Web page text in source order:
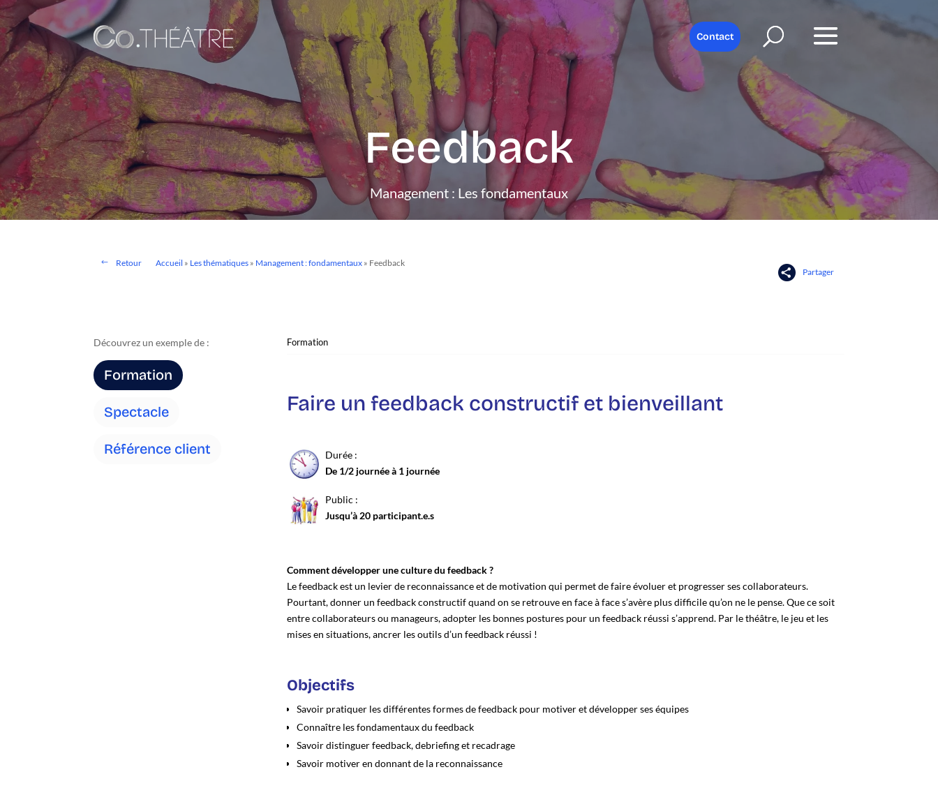
Contact
Feedback
Management : Les fondamentaux
Retour Accueil » Les thématiques » Management : fondamentaux » Feedback
Partager
Découvrez un exemple de :
Formation
Spectacle
Référence client
Faire un feedback constructif et bienveillant
Durée :
De 1/2 journée à 1 journée
Public :
Jusqu’à 20 participant.e.s
Comment développer une culture du feedback ?
Le feedback est un levier de reconnaissance et de motivation qui permet de faire évoluer et progresser ses collaborateurs.
Pourtant, donner un feedback constructif quand on se retrouve en face à face s’avère plus difficile qu’on ne le pense. Que ce soit
entre collaborateurs ou manageurs, adopter les bonnes postures pour un feedback réussi s’apprend. Par le théâtre, le jeu et les
mises en situations, ancrer les outils d’un feedback réussi !
Objectifs
Savoir pratiquer les différentes formes de feedback pour motiver et développer ses équipes
Connaître les fondamentaux du feedback
Savoir distinguer feedback, debriefing et recadrage
Savoir motiver en donnant de la reconnaissance